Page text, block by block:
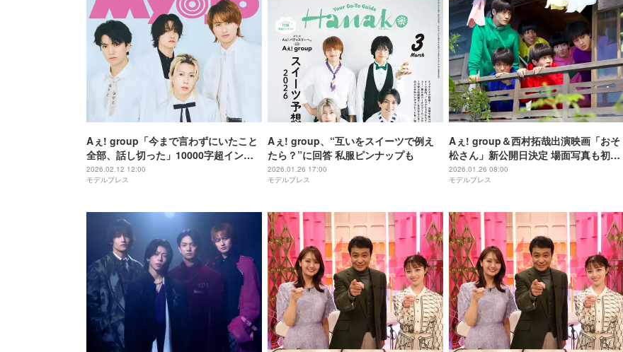
Aぇ! group「今まで言わずにいたこと
全部、話し切った」10000字超インタ
ビューで本音語る「Myojo」ジュニア
大賞結果も発表
2026.02.12 12:00
モデルプレス
Aぇ! group、“互いをスイーツで例え
たら？”に回答 私服ピンナップも
2026.01.26 17:00
モデルプレス
Aぇ! group＆西村拓哉出演映画「おそ
松さん」新公開日決定 場面写真も初解
禁
2026.01.26 08:00
モデルプレス